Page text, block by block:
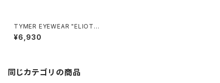
TYMER EYEWEAR "ELIOT"
MATT BLACK/GREY（TY100
-MBK-GRY）
¥6,930
同じカテゴリの商品